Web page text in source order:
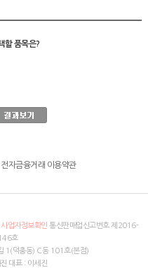
할 품목은?
전자금융거래 이용약관
사업자정보확인 통신판매업신고번호 제2016-
호
1(덕충동) C동 101호(본점)
대표 : 이세진